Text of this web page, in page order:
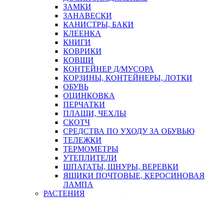
ЗАМКИ
ЗАНАВЕСКИ
КАНИСТРЫ, БАКИ
КЛЕЕНКА
КНИГИ
КОВРИКИ
КОВШИ
КОНТЕЙНЕР Д/МУСОРА
КОРЗИНЫ, КОНТЕЙНЕРЫ, ЛОТКИ
ОБУВЬ
ОЦИНКОВКА
ПЕРЧАТКИ
ПЛАЩИ, ЧЕХЛЫ
СКОТЧ
СРЕДСТВА ПО УХОДУ ЗА ОБУВЬЮ
ТЕЛЕЖКИ
ТЕРМОМЕТРЫ
УТЕПЛИТЕЛИ
ШПАГАТЫ, ШНУРЫ, ВЕРЕВКИ
ЯЩИКИ ПОЧТОВЫЕ, КЕРОСИНОВАЯ
ЛАМПА
РАСТЕНИЯ